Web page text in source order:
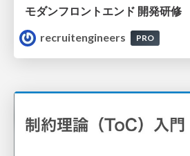
モダンフロントエンド 開発研修
recruitengineers
PRO